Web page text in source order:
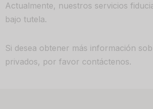
Actualmente, nuestros servicios
bajo tutela.
Si desea obtener más información
privados, por favor contáctenos.